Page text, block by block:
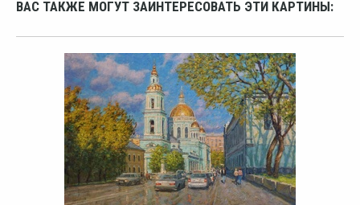
ВАС ТАКЖЕ МОГУТ ЗАИНТЕРЕСОВАТЬ ЭТИ КАРТИНЫ: